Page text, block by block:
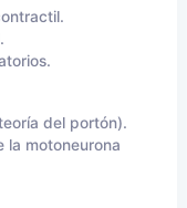
del portón).
la motoneurona